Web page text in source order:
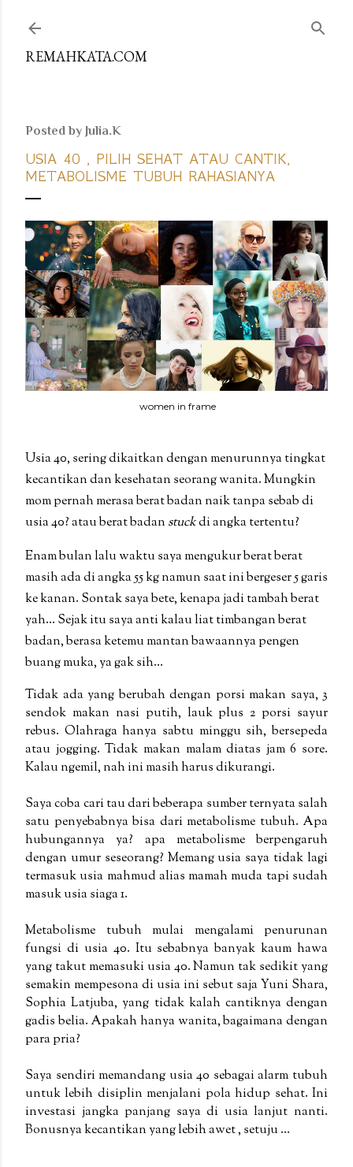
REMAHKATA.COM
Posted by Julia.K
USIA 40 , PILIH SEHAT ATAU CANTIK,
METABOLISME TUBUH RAHASIANYA
women in frame
Usia 40, sering dikaitkan dengan menurunnya tingkat
kecantikan dan kesehatan seorang wanita. Mungkin
mom pernah merasa berat badan naik tanpa sebab di
usia 40? atau berat badan stuckdi angka tertentu?
Enam bulan lalu waktu saya mengukur berat berat
masih ada di angka 55 kg namun saat ini bergeser 5 garis
ke kanan. Sontak saya bete, kenapa jadi tambah berat
yah... Sejak itu saya anti kalau liat timbangan berat
badan, berasa ketemu mantan bawaannya pengen
buang muka, ya gak sih...
Tidak ada yang berubah dengan porsi makan saya, 3
sendok makan nasi putih, lauk plus 2 porsi sayur
rebus. Olahraga hanya sabtu minggu sih, bersepeda
atau jogging. Tidak makan malam diatas jam 6 sore.
Kalau ngemil, nah ini masih harus dikurangi.
Saya coba cari tau dari beberapa sumber ternyata salah
satu penyebabnya bisa dari metabolisme tubuh. Apa
hubungannya ya? apa metabolisme berpengaruh
dengan umur seseorang? Memang usia saya tidak lagi
termasuk usia mahmud alias mamah muda tapi sudah
masuk usia siaga 1.
Metabolisme tubuh mulai mengalami penurunan
fungsi di usia 40. Itu sebabnya banyak kaum hawa
yang takut memasuki usia 40. Namun tak sedikit yang
semakin mempesona di usia ini sebut saja Yuni Shara,
Sophia Latjuba, yang tidak kalah cantiknya dengan
gadis belia. Apakah hanya wanita, bagaimana dengan
para pria?
Saya sendiri memandang usia 40 sebagai alarm tubuh
untuk lebih disiplin menjalani pola hidup sehat. Ini
investasi jangka panjang saya di usia lanjut nanti.
Bonusnya kecantikan yang lebih awet , setuju ...